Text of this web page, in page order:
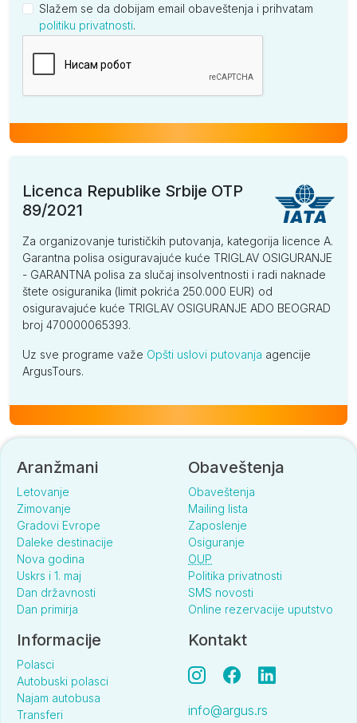
Slažem se da dobijam email obaveštenja i prihvatam
politiku privatnosti.
Licenca Republike Srbije OTP
89/2021
Za organizovanje turističkih putovanja, kategorija licence A.
Garantna polisa osiguravajuće kuće TRIGLAV OSIGURANJE
- GARANTNA polisa za slučaj insolventnosti i radi naknade
štete osiguranika (limit pokrića 250.000 EUR) od
osiguravajuće kuće TRIGLAV OSIGURANJE ADO BEOGRAD
broj 470000065393.
Uz sve programe važe Opšti uslovi putovanja agencije
ArgusTours.
Aranžmani
Letovanje
Zimovanje
Gradovi Evrope
Daleke destinacije
Nova godina
Uskrs i 1. maj
Dan državnosti
Dan primirja
Obaveštenja
Obaveštenja
Mailing lista
Zaposlenje
Osiguranje
OUP
Politika privatnosti
SMS novosti
Online rezervacije uputstvo
Informacije
Polasci
Autobuski polasci
Najam autobusa
Transferi
Kontakt
info@argus.rs